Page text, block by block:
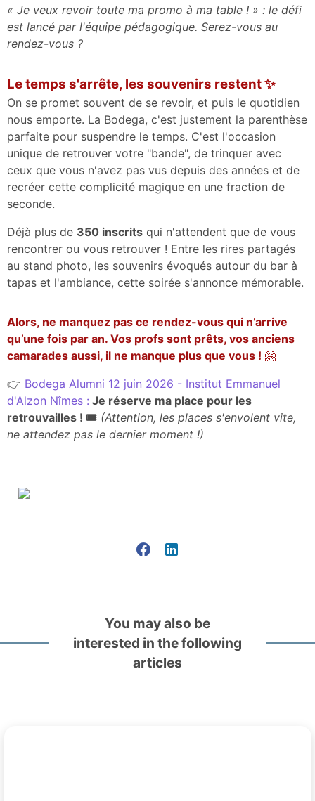
« Je veux revoir toute ma promo à ma table ! » : le défi
est lancé par l'équipe pédagogique. Serez-vous au
rendez-vous ?
Le temps s'arrête, les souvenirs restent ✨
On se promet souvent de se revoir, et puis le quotidien
nous emporte. La Bodega, c'est justement la parenthèse
parfaite pour suspendre le temps. C'est l'occasion
unique de retrouver votre "bande", de trinquer avec
ceux que vous n'avez pas vus depuis des années et de
recréer cette complicité magique en une fraction de
seconde.
Déjà plus de 350 inscritsqui n'attendent que de vous
rencontrer ou vous retrouver ! Entre les rires partagés
au stand photo, les souvenirs évoqués autour du bar à
tapas et l'ambiance, cette soirée s'annonce mémorable.
Alors, ne manquez pas ce rendez-vous qui n’arrive
qu’une fois par an. Vos profs sont prêts, vos anciens
camarades aussi, il ne manque plus que vous ! 🤗
👉 Bodega Alumni 12 juin 2026 - Institut Emmanuel
d'Alzon Nîmes : Je réserve ma place pour les
retrouvailles ! 🎟️ (Attention, les places s'envolent vite,
ne attendez pas le dernier moment !)
You may also be
interested in the following
articles